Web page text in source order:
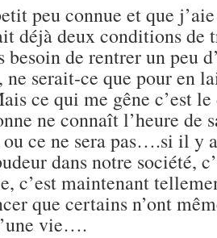
peu connue et que
déjà deux conditions de
besoin de rentrer un peu
serait-ce que pour en
ce qui me gêne c’est
ne connaît l’heure de
ce ne sera pas….si il y
dans notre société,
c’est maintenant
que certains n’ont
vie….